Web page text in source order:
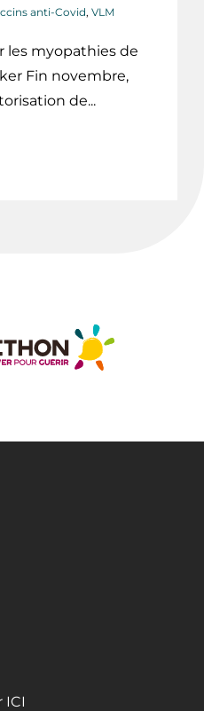
anti-Covid, VLM
les myopathies de
Fin novembre,
de...
ICI